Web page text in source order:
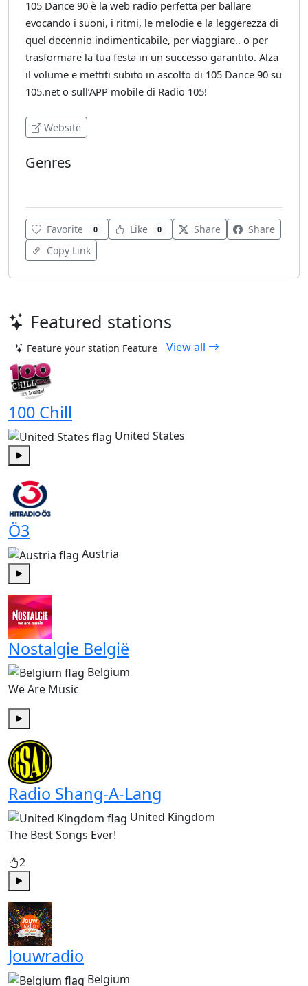
105 Dance 90 è la web radio perfetta per ballare
evocando i suoni, i ritmi, le melodie e la leggerezza di
quel decennio indimenticabile, per viaggiare.. o per
trasformare la tua festa in un successo garantito. Alza
il volume e mettiti subito in ascolto di 105 Dance 90 su
105.net o sull’APP mobile di Radio 105!
Website
Genres
Favorite 0 Like 0 Share
Share
Copy Link
Featured stations
Feature your station Feature View all
100 Chill
United States
Ö3
Austria
Play
Nostalgie België
Belgium
We Are Music
Radio Shang-A-Lang
United Kingdom
The Best Songs Ever!
2
Jouwradio
Belgium